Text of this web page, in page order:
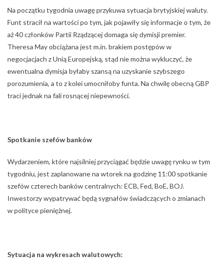
Na początku tygodnia uwagę przykuwa sytuacja brytyjskiej waluty.
Funt stracił na wartości po tym, jak pojawiły się informacje o tym, że
aż 40 członków Partii Rządzącej domaga się dymisji premier.
Theresa May obciążana jest m.in. brakiem postępów w
negocjacjach z Unią Europejską, stąd nie można wykluczyć, że
ewentualna dymisja byłaby szansą na uzyskanie szybszego
porozumienia, a to z kolei umocniłoby funta. Na chwilę obecną GBP
traci jednak na fali rosnącej niepewności.
Spotkanie szefów banków
Wydarzeniem, które najsilniej przyciągać będzie uwagę rynku w tym
tygodniu, jest zaplanowane na wtorek na godzinę 11:00 spotkanie
szefów czterech banków centralnych: ECB, Fed, BoE, BOJ.
Inwestorzy wypatrywać będą sygnałów świadczących o zmianach
w polityce pieniężnej.
Sytuacja na wykresach walutowych: